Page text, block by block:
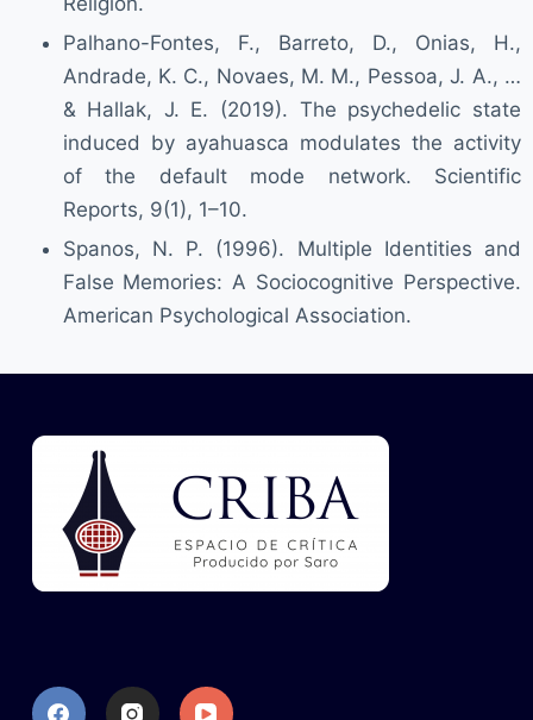
Palhano-Fontes, F., Barreto, D., Onias, H.,
Andrade, K. C., Novaes, M. M., Pessoa, J. A., …
& Hallak, J. E. (2019). The psychedelic state
induced by ayahuasca modulates the activity
of the default mode network. Scientific
Reports, 9(1), 1–10.
Spanos, N. P. (1996). Multiple Identities and
False Memories: A Sociocognitive Perspective.
American Psychological Association.